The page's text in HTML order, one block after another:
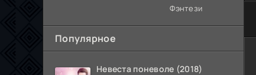
Фэнтези
Популярное
Невеста поневоле (2018)